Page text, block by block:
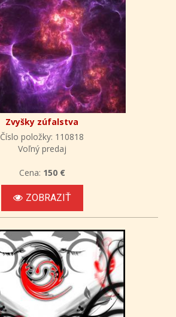
Zvyšky zúfalstva
Číslo položky: 110818
Voľný predaj
Cena: 150 €
ZOBRAZIŤ